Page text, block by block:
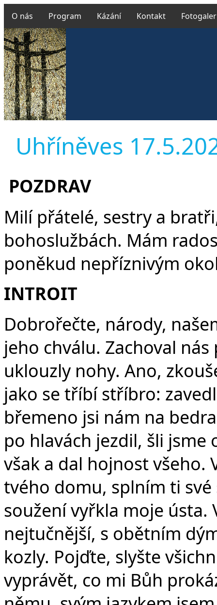
O nás Program Kázání Kontakt
Uhříněves
POZDRAV
Milí přátelé, sestry a
bohoslužbách. Mám
poněkud nepříznivým
INTROIT
Dobrořečte, národy,
jeho chválu. Zachoval
uklouzly nohy. Ano,
jako se tříbí stříbro:
břemeno jsi nám na
po hlavách jezdil, šli
však a dal hojnost všeho.
tvého domu, splním ti své
soužení vyřkla moje
nejtučnější, s obětním
kozly. Pojďte, slyšte
vyprávět, co mi Bůh